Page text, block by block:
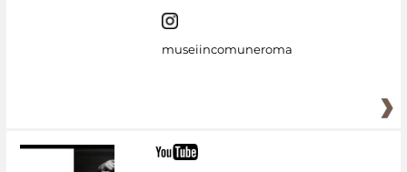
museiincomuneroma